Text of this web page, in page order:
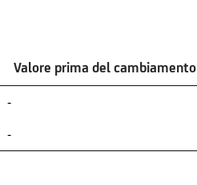
Valore prima del cambiamento
-
-